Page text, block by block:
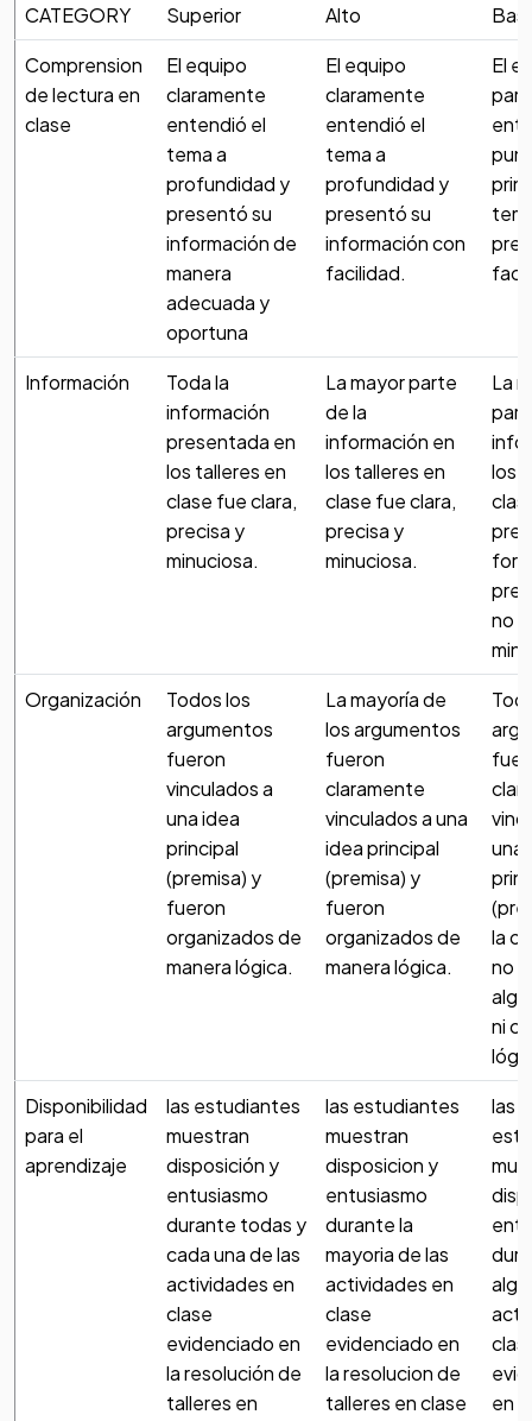
Utilizaran elementos como video beam y carteles,
folletos y representación artística. Posteriormente les
invitaran a pasar a una gran mesa donde se les dará una
ensalada de frutas y un jugo que incluya alimentos ricos
en nutrientes vitales y explicaran el objetivo de su
consumo constante.
b. al final de clase junto con el docente se hará
retroalimentación de la actividad y planes de
CATEGORY Superior Alto
Comprension
de lectura en
clase
El equipo
claramente
entendió el
tema a
profundidad y
presentó su
información de
manera
adecuada y
oportuna
El equipo
claramente
entendió el
tema a
profundidad y
presentó su
información con
facilidad.
El
Información
Toda la
información
presentada en
los talleres en
clase fue clara,
precisa y
minuciosa.
La mayor parte
de la
información en
los talleres en
clase fue clara,
precisa y
minuciosa.
La
los
no
Organización
Todos los
argumentos
fueron
vinculados a
una idea
principal
(premisa) y
fueron
organizados de
manera lógica.
La mayoría de
los argumentos
fueron
claramente
vinculados a una
idea principal
(premisa) y
fueron
organizados de
manera lógica.
una
la
no
ni
Disponibilidad
para el
aprendizaje
las estudiantes
muestran
disposición y
entusiasmo
durante todas y
cada una de las
actividades en
clase
evidenciado en
la resolución de
talleres en
las estudiantes
muestran
disposicion y
entusiasmo
durante la
mayoria de las
actividades en
clase
evidenciado en
la resolucion de
talleres en clase
las
en la